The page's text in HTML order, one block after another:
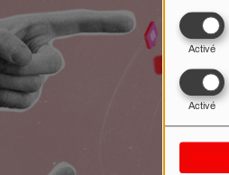
Activé
Activé